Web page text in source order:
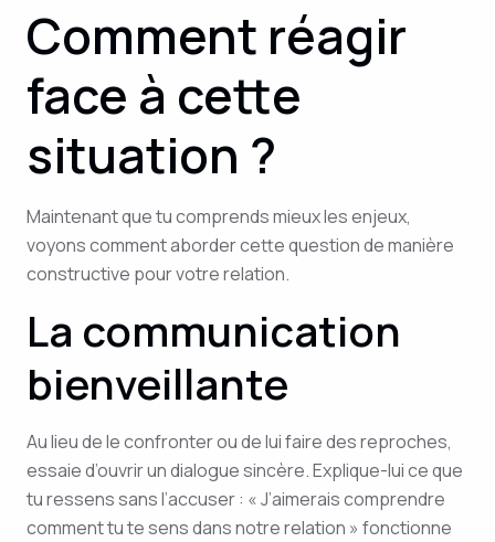
Comment réagir
face à cette
situation ?
Maintenant que tu comprends mieux les enjeux,
voyons comment aborder cette question de manière
constructive pour votre relation.
La communication
bienveillante
Au lieu de le confronter ou de lui faire des reproches,
essaie d’ouvrir un dialogue sincère. Explique-lui ce que
tu ressens sans l’accuser : « J’aimerais comprendre
comment tu te sens dans notre relation » fonctionne